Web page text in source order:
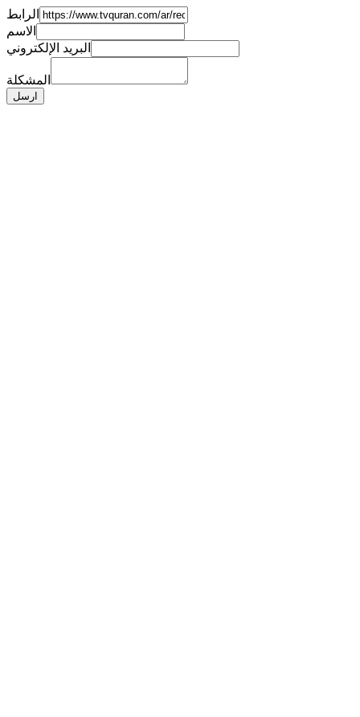
الرابط
الاسم
البريد الإلكتروني
المشكلة
ارسل